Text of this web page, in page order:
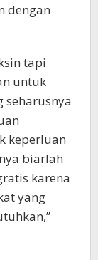
dengan
tapi
untuk
seharusnya
keperluan
biarlah
karena
yang